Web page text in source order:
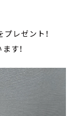
レゼント！
す！